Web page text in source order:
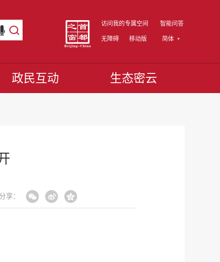
访问我的专属空间 智能问答
无障碍 移动版 简体
政民互动 生态密云
分享：